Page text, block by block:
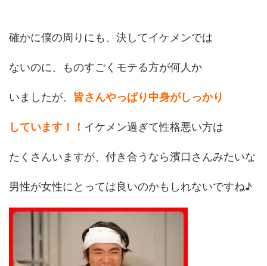
確かに僕の周りにも、決してイケメンでは
ないのに、ものすごくモテる方が何人か
いましたが、 皆さんやっぱり中身がしっかり
しています！！ イケメン過ぎて性格悪い方は
たくさんいますが、付き合うなら濱口さんみたいな
男性が女性にとっては良いのかもしれないですね♪